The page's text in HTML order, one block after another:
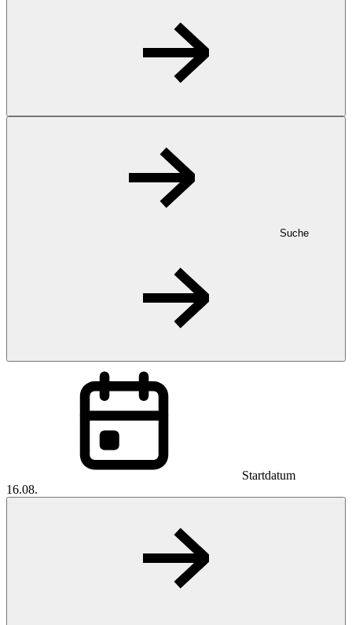
Suche
Startdatum
16.08.